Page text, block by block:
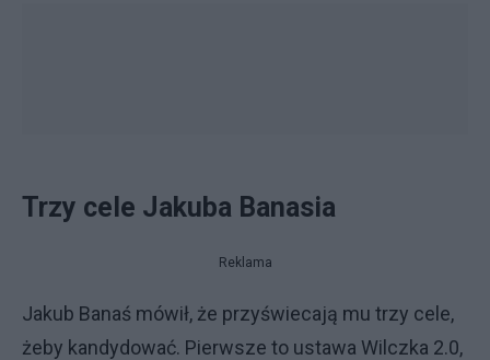
Trzy cele Jakuba Banasia
Reklama
Jakub Banaś mówił, że przyświecają mu trzy cele,
żeby kandydować. Pierwsze to ustawa Wilczka 2.0,